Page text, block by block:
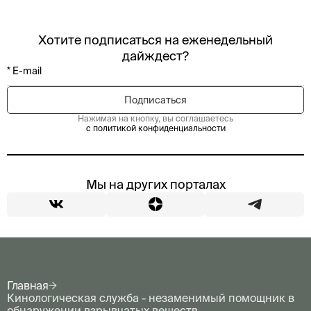
Хотите подписаться на еженедельный
дайждест?
Нажимая на кнопку, вы соглашаетесь
с политикой конфиденциальности
Мы на других порталах
Главная
Кинологическая служба - незаменимый помощник в